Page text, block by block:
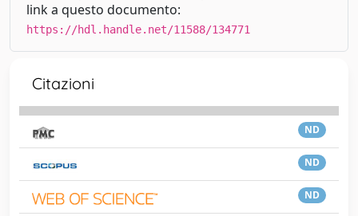
link a questo documento:
https://hdl.handle.net/11588/134771
Citazioni
ND
ND
ND